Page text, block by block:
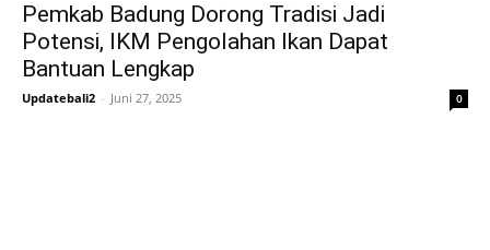
Pemkab Badung Dorong Tradisi Jadi
Potensi, IKM Pengolahan Ikan Dapat
Bantuan Lengkap
Updatebali2 - Juni 27, 2025 0